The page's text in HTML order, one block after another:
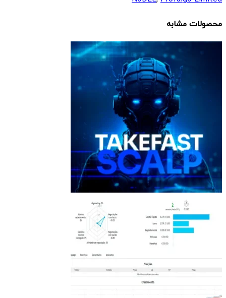
محصولات مشابه